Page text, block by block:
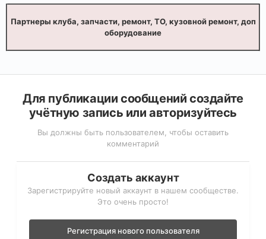
Партнеры клуба, запчасти, ремонт, ТО, кузовной ремонт, доп
оборудование
Для публикации сообщений создайте
учётную запись или авторизуйтесь
Вы должны быть пользователем, чтобы оставить
комментарий
Создать аккаунт
Зарегистрируйте новый аккаунт в нашем сообществе.
Это очень просто!
Регистрация нового пользователя